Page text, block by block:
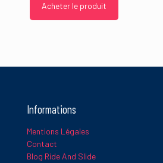
Acheter le produit
Informations
Mentions Légales
Contact
Blog Ride And Slide